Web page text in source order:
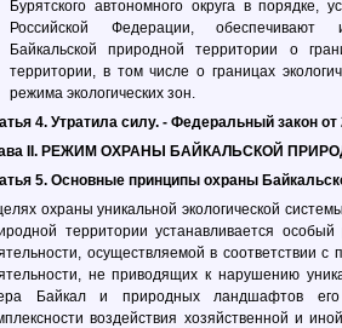
Бурятского автономного округа в порядке,
Российской Федерации, обеспечивают
Байкальской природной территории о
территории, в том числе о границах
режима экологических зон.
4. Утратила силу. - Федеральный закон
II. РЕЖИМ ОХРАНЫ БАЙКАЛЬСКОЙ
5. Основные принципы охраны
охраны уникальной экологической
территории устанавливается
осуществляемой в соответствии с
не приводящих к нарушению
Байкал и природных ландшафтов его
воздействия хозяйственной и